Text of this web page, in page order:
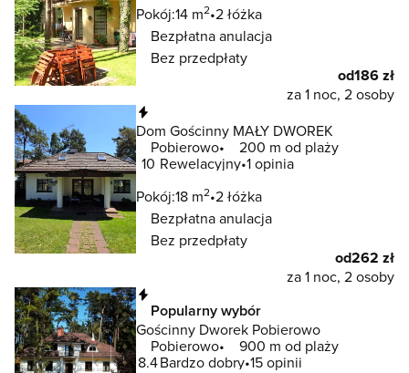
Pokój:14 m2 2 łóżka
Bezpłatna anulacja
Bez przedpłaty
od186 zł
za 1 noc, 2 osoby
Dom Gościnny MAŁY DWOREK
Pobierowo
200 m od plaży
10 Rewelacyjny 1 opinia
Pokój:18 m2 2 łóżka
Bezpłatna anulacja
Bez przedpłaty
od262 zł
za 1 noc, 2 osoby
Popularny wybór
Gościnny Dworek Pobierowo
Pobierowo
900 m od plaży
8.4Bardzo dobry 15 opinii